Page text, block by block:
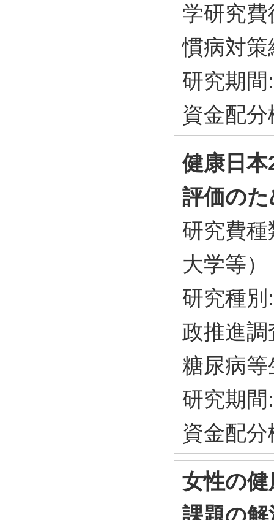
学研究
慣病対策
研究期
資金配
健康日
評価の
研究費
大学等
研究種
政推進
糖尿病
研究期
資金配
女性の
課題の